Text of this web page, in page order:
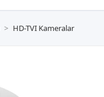
HD-TVI Kameralar